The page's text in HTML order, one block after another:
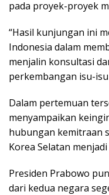
pada proyek-proyek
“Hasil kunjungan ini
Indonesia dalam
menjalin konsultasi
perkembangan isu-
Dalam pertemuan
menyampaikan
hubungan kemitraan
Korea Selatan
Presiden Prabowo
dari kedua negara